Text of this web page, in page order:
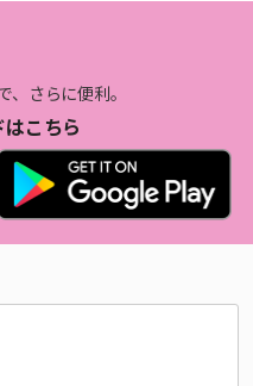
、さらに便利。
こちら